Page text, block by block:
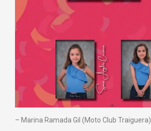
– ⁠Marina Ramada Gil (Moto Club Traiguera)